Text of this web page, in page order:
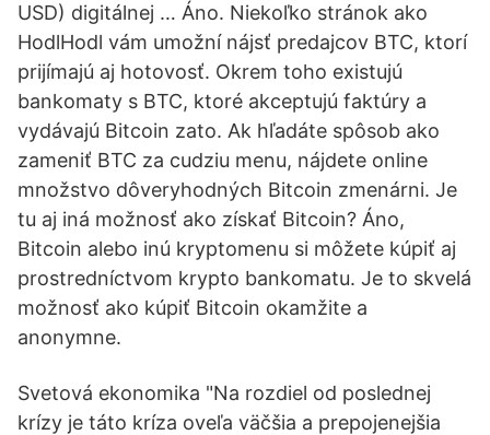
USD) digitálnej … Áno. Niekoľko stránok ako
HodlHodl vám umožní nájsť predajcov BTC, ktorí
prijímajú aj hotovosť. Okrem toho existujú
bankomaty s BTC, ktoré akceptujú faktúry a
vydávajú Bitcoin zato. Ak hľadáte spôsob ako
zameniť BTC za cudziu menu, nájdete online
množstvo dôveryhodných Bitcoin zmenárni. Je
tu aj iná možnosť ako získať Bitcoin? Áno,
Bitcoin alebo inú kryptomenu si môžete kúpiť aj
prostredníctvom krypto bankomatu. Je to skvelá
možnosť ako kúpiť Bitcoin okamžite a
anonymne.
Svetová ekonomika "Na rozdiel od poslednej
krízy je táto kríza oveľa väčšia a prepojenejšia